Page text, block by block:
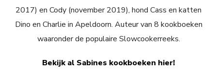
2017) en Cody (november 2019), hond Cass en katten
Dino en Charlie in Apeldoorn. Auteur van 8 kookboeken
waaronder de populaire Slowcookerreeks.
Bekijk al Sabines kookboeken hier!